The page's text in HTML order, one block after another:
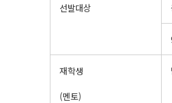
선발대상
재학생
(멘토)